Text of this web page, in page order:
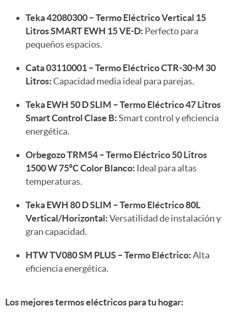
Teka 42080300 – Termo Eléctrico Vertical 15
Litros SMART EWH 15 VE-D: Perfecto para
pequeños espacios.
Cata 03110001 – Termo Eléctrico CTR-30-M 30
Litros:Capacidad media ideal para parejas.
Teka EWH 50 D SLIM – Termo Eléctrico 47 Litros
Smart Control Clase B:Smart control y eficiencia
energética.
Orbegozo TRM54 – Termo Eléctrico 50 Litros
1500 W 75ºC Color Blanco: Ideal para altas
temperaturas.
Teka EWH 80 D SLIM – Termo Eléctrico 80L
Vertical/Horizontal:Versatilidad de instalación y
gran capacidad.
HTW TV080 SM PLUS – Termo Eléctrico:Alta
eficiencia energética.
Los mejores termos eléctricos para tu hogar: